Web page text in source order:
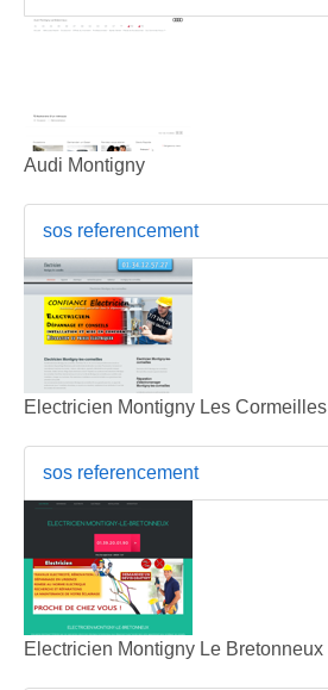
Audi Montigny
sos referencement
Electricien Montigny Les Cormeilles
sos referencement
Electricien Montigny Le Bretonneux